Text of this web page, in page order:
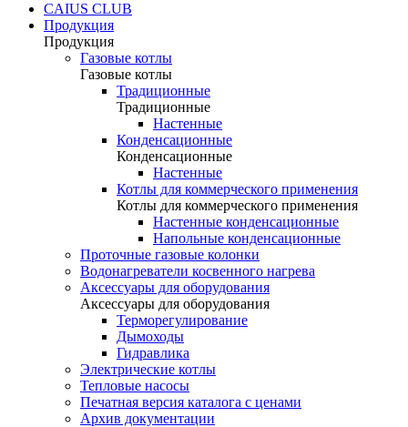
CAIUS CLUB
Продукция
Продукция
Газовые котлы
Газовые котлы
Традиционные
Традиционные
Настенные
Конденсационные
Конденсационные
Настенные
Котлы для коммерческого применения
Котлы для коммерческого применения
Настенные конденсационные
Напольные конденсационные
Проточные газовые колонки
Водонагреватели косвенного нагрева
Аксессуары для оборудования
Аксессуары для оборудования
Терморегулирование
Дымоходы
Гидравлика
Электрические котлы
Тепловые насосы
Печатная версия каталога с ценами
Архив документации